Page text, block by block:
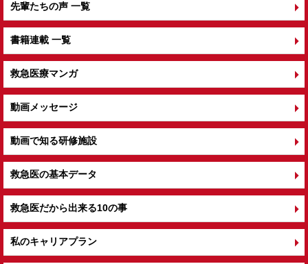
先輩たちの声 一覧
書籍連載 一覧
救急医療マンガ
動画メッセージ
動画で知る研修施設
救急医の基本データ
救急医だから出来る10の事
私のキャリアプラン